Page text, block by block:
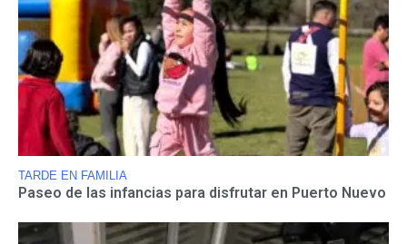
TARDE EN FAMILIA
Paseo de las infancias para disfrutar en Puerto Nuevo